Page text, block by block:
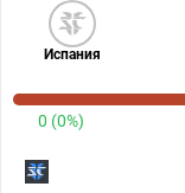
Испания
0 (0%)